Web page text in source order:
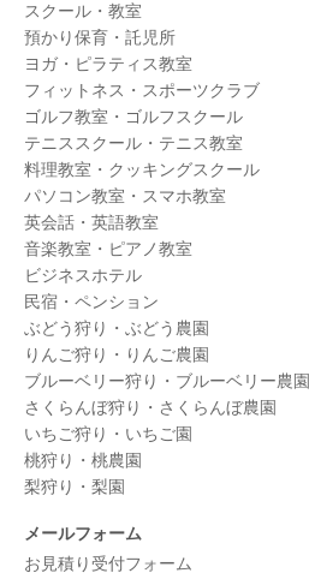
スクール・教室
預かり保育・託児所
ヨガ・ピラティス教室
フィットネス・スポーツクラブ
ゴルフ教室・ゴルフスクール
テニススクール・テニス教室
料理教室・クッキングスクール
パソコン教室・スマホ教室
英会話・英語教室
音楽教室・ピアノ教室
ビジネスホテル
民宿・ペンション
ぶどう狩り・ぶどう農園
りんご狩り・りんご農園
ブルーベリー狩り・ブルーベリー農園
さくらんぼ狩り・さくらんぼ農園
いちご狩り・いちご園
桃狩り・桃農園
梨狩り・梨園
メールフォーム
お見積り受付フォーム